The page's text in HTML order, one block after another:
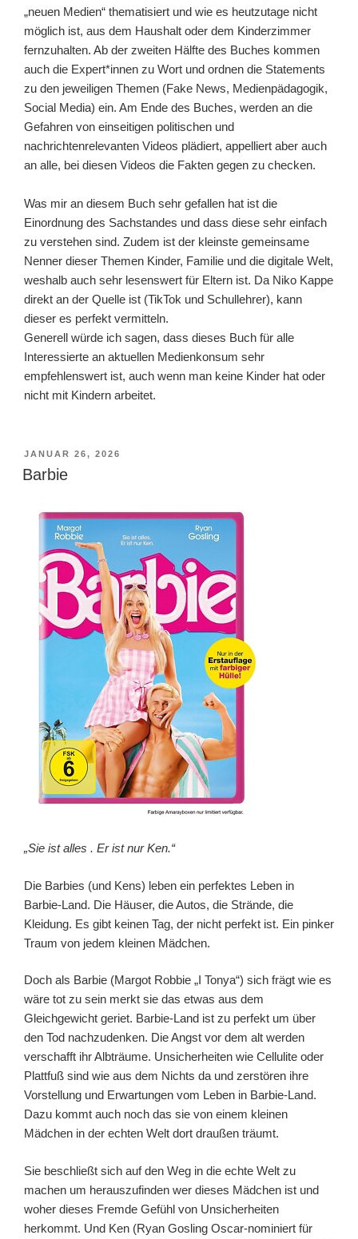
„neuen Medien“ thematisiert und wie es heutzutage nicht
möglich ist, aus dem Haushalt oder dem Kinderzimmer
fernzuhalten. Ab der zweiten Hälfte des Buches kommen
auch die Expert*innen zu Wort und ordnen die Statements
zu den jeweiligen Themen (Fake News, Medienpädagogik,
Social Media) ein. Am Ende des Buches, werden an die
Gefahren von einseitigen politischen und
nachrichtenrelevanten Videos plädiert, appelliert aber auch
an alle, bei diesen Videos die Fakten gegen zu checken.
Was mir an diesem Buch sehr gefallen hat ist die
Einordnung des Sachstandes und dass diese sehr einfach
zu verstehen sind. Zudem ist der kleinste gemeinsame
Nenner dieser Themen Kinder, Familie und die digitale Welt,
weshalb auch sehr lesenswert für Eltern ist. Da Niko Kappe
direkt an der Quelle ist (TikTok und Schullehrer), kann
dieser es perfekt vermitteln.
Generell würde ich sagen, dass dieses Buch für alle
Interessierte an aktuellen Medienkonsum sehr
empfehlenswert ist, auch wenn man keine Kinder hat oder
nicht mit Kindern arbeitet.
VERÖFFENTLICHT
AM
JANUAR 26, 2026
Barbie
„Sie ist alles . Er ist nur Ken.“
Die Barbies (und Kens) leben ein perfektes Leben in
Barbie-Land. Die Häuser, die Autos, die Strände, die
Kleidung. Es gibt keinen Tag, der nicht perfekt ist. Ein pinker
Traum von jedem kleinen Mädchen.
Doch als Barbie (Margot Robbie „I Tonya“) sich frägt wie es
wäre tot zu sein merkt sie das etwas aus dem
Gleichgewicht geriet. Barbie-Land ist zu perfekt um über
den Tod nachzudenken. Die Angst vor dem alt werden
verschafft ihr Albträume. Unsicherheiten wie Cellulite oder
Plattfuß sind wie aus dem Nichts da und zerstören ihre
Vorstellung und Erwartungen vom Leben in Barbie-Land.
Dazu kommt auch noch das sie von einem kleinen
Mädchen in der echten Welt dort draußen träumt.
Sie beschließt sich auf den Weg in die echte Welt zu
machen um herauszufinden wer dieses Mädchen ist und
woher dieses Fremde Gefühl von Unsicherheiten
herkommt. Und Ken (Ryan Gosling Oscar-nominiert für